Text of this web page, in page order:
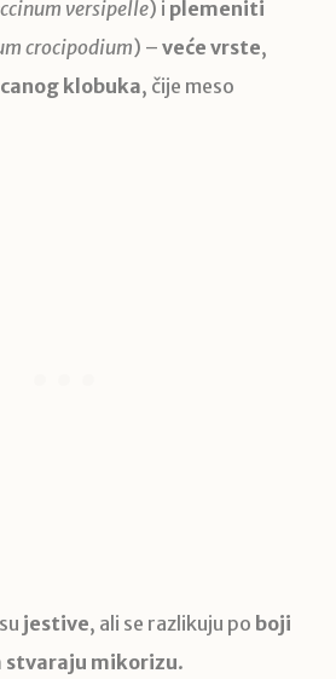
versipelle) i plemeniti
crocipodium) – veće vrste,
klobuka, čije meso
jestive, ali se razlikuju po boji
stvaraju mikorizu.